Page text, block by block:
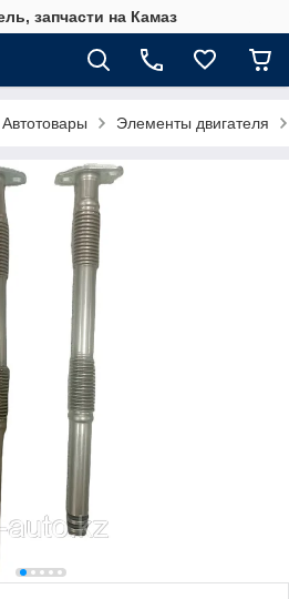
запчасти на Камаз
Автотовары Элементы двигателя